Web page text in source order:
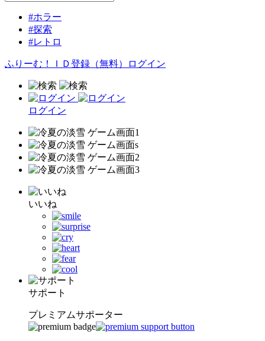
#ホラー
#探索
#レトロ
ふりーむ！ＩＤ登録（無料） ログイン
ログイン
いいね
サポート
プレミアムサポーター